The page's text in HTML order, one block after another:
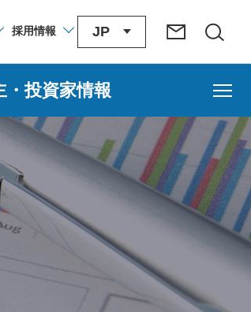
採用情報 JP
・投資家情報